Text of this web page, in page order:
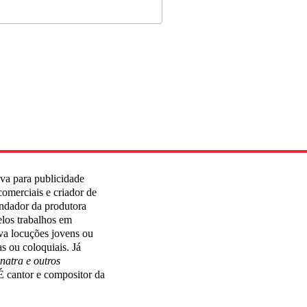
para publicidade
e criador de
da produtora
trabalhos em
locuções jovens ou
ou coloquiais. Já
e outros
cantor e compositor da